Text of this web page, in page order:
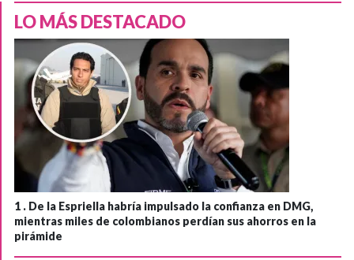
LO MÁS DESTACADO
1 . De la Espriella habría impulsado la confianza en DMG,
mientras miles de colombianos perdían sus ahorros en la
pirámide